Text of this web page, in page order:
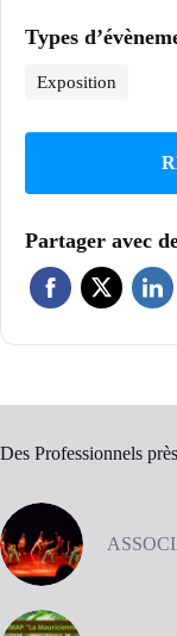
Types
Exposition
Partager avec
Des Professionnels